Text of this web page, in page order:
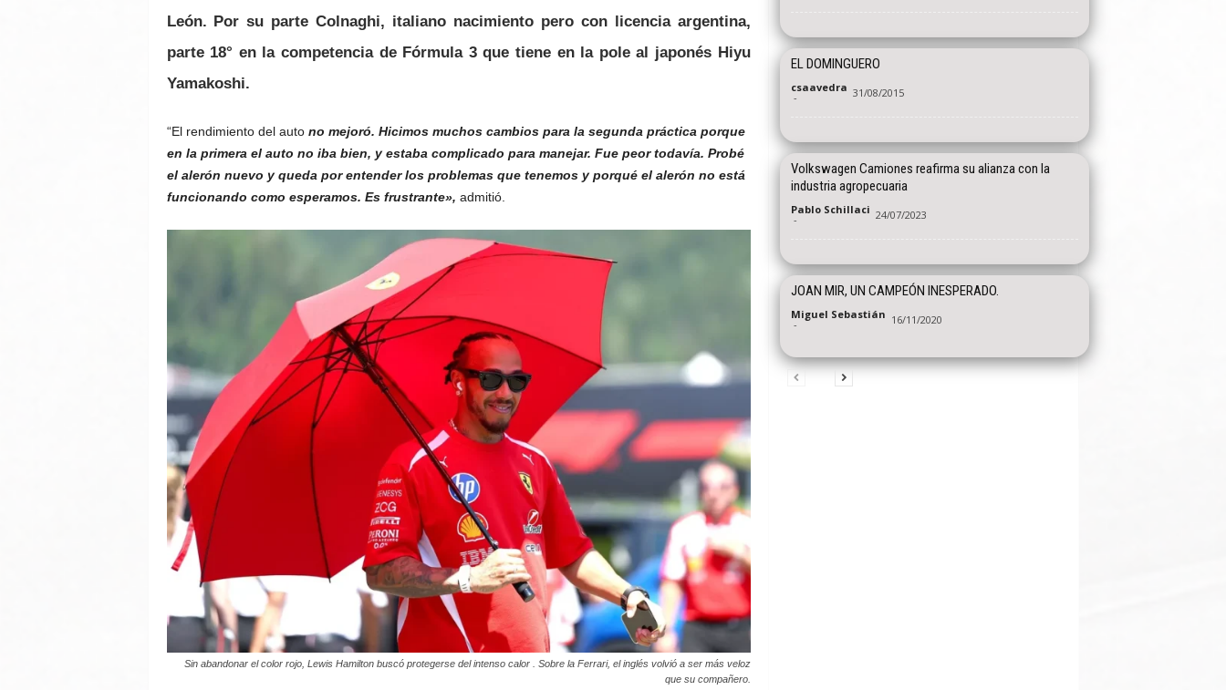
León. Por su parte Colnaghi, italiano nacimiento pero con licencia argentina,
parte 18° en la competencia de Fórmula 3 que tiene en la pole al japonés Hiyu
Yamakoshi.
“El rendimiento del autono mejoró. Hicimos muchos cambios para la segunda práctica porque
en la primera el auto no iba bien, y estaba complicado para manejar. Fue peor todavía. Probé
el alerón nuevo y queda por entender los problemas que tenemos y porqué el alerón no está
funcionando como esperamos. Es frustrante», admitió.
Sin abandonar el color rojo, Lewis Hamilton buscó protegerse del intenso calor . Sobre la Ferrari, el inglés volvió a ser más veloz
que su compañero.
EL DOMINGUERO
csaavedra
- 31/08/2015
Volkswagen Camiones reafirma su alianza con la
industria agropecuaria
Pablo Schillaci
- 24/07/2023
JOAN MIR, UN CAMPEÓN INESPERADO.
Miguel Sebastián
- 16/11/2020